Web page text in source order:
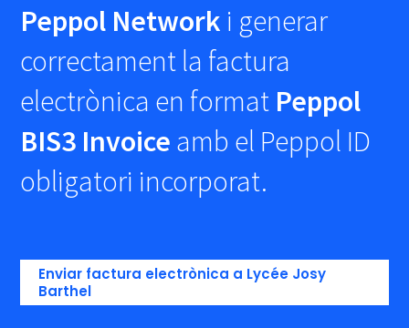
Peppol Network i generar
correctament la factura
electrònica en format Peppol
BIS3 Invoice amb el Peppol ID
obligatori incorporat.
Enviar factura electrònica a Lycée Josy
Barthel